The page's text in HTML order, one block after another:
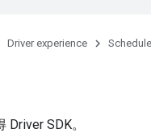
Driver experience
SDK。